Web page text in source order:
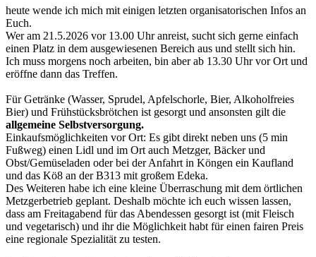
heute wende ich mich mit einigen letzten organisatorischen Infos an
Euch.
Wer am 21.5.2026 vor 13.00 Uhr anreist, sucht sich gerne einfach
einen Platz in dem ausgewiesenen Bereich aus und stellt sich hin.
Ich muss morgens noch arbeiten, bin aber ab 13.30 Uhr vor Ort und
eröffne dann das Treffen.
Für Getränke (Wasser, Sprudel, Apfelschorle, Bier, Alkoholfreies
Bier) und Frühstücksbrötchen ist gesorgt und ansonsten gilt die
allgemeine Selbstversorgung.
Einkaufsmöglichkeiten vor Ort: Es gibt direkt neben uns (5 min
Fußweg) einen Lidl und im Ort auch Metzger, Bäcker und
Obst/Gemüseladen oder bei der Anfahrt in Köngen ein Kaufland
und das Kö8 an der B313 mit großem Edeka.
Des Weiteren habe ich eine kleine Überraschung mit dem örtlichen
Metzgerbetrieb geplant. Deshalb möchte ich euch wissen lassen,
dass am Freitagabend für das Abendessen gesorgt ist (mit Fleisch
und vegetarisch) und ihr die Möglichkeit habt für einen fairen Preis
eine regionale Spezialität zu testen.